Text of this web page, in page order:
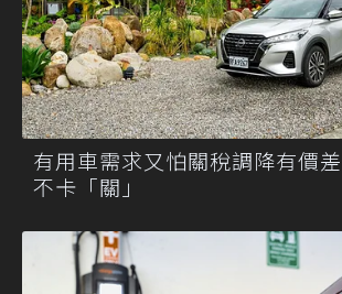
有用車需求又怕關稅調降有價
不卡「關」